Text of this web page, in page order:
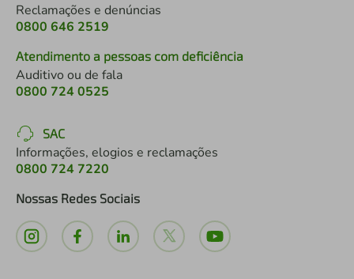
Reclamações e denúncias
0800 646 2519
Atendimento a pessoas com deficiência
Auditivo ou de fala
0800 724 0525
SAC
Informações, elogios e reclamações
0800 724 7220
Nossas Redes Sociais